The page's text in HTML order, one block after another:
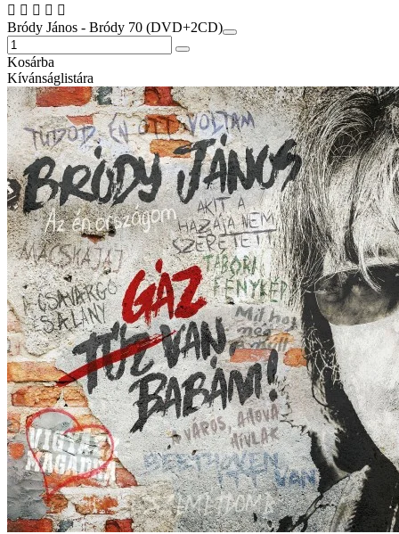
Bródy János - Bródy 70 (DVD+2CD)
Kosárba
Kívánságlistára